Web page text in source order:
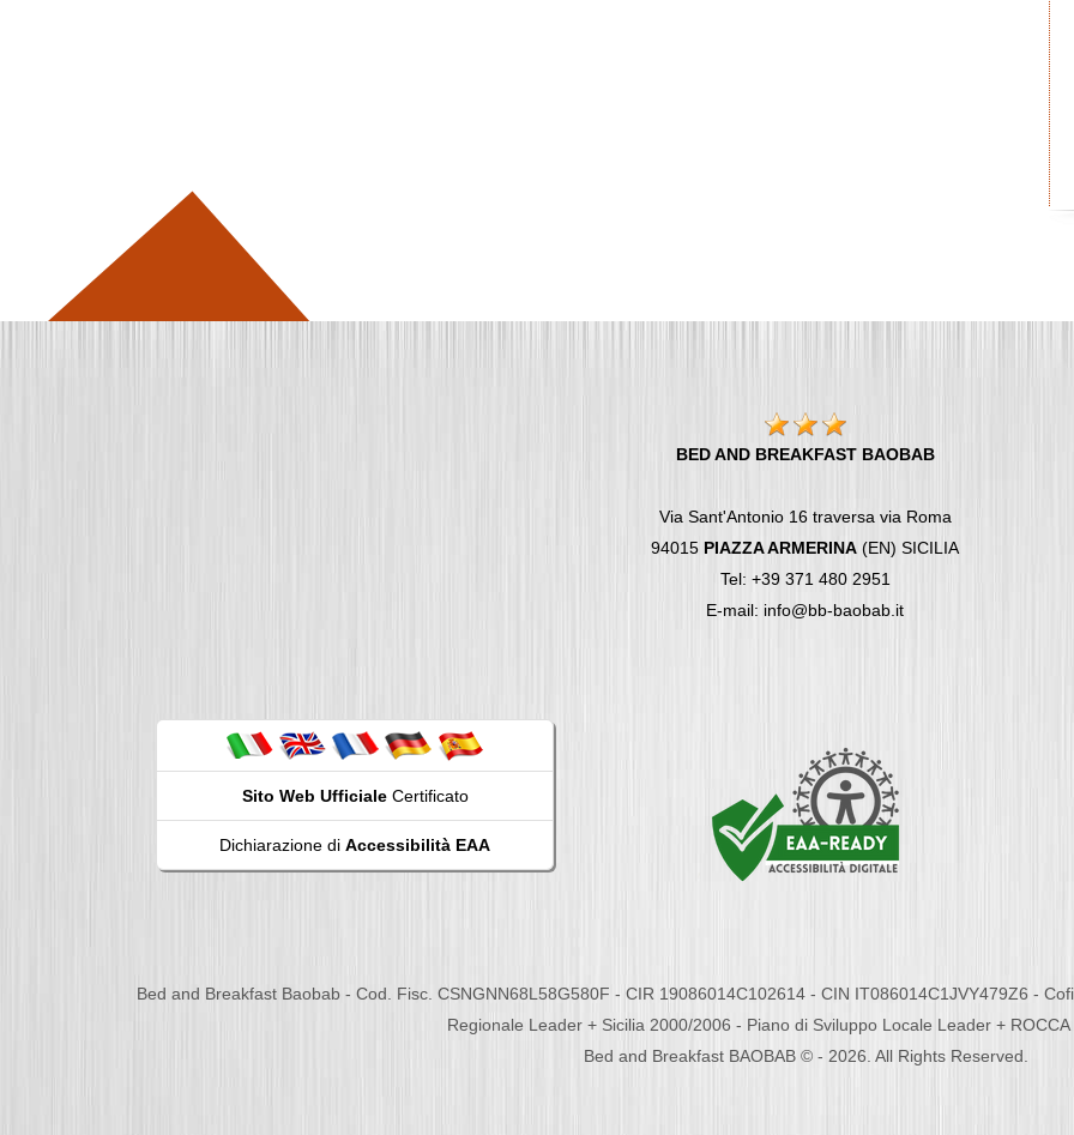
BED AND BREAKFAST BAOBAB
Via Sant'Antonio 16 traversa via Roma
94015 PIAZZA ARMERINA (EN) SICILIA
Tel: +39 371 480 2951
E-mail: info@bb-baobab.it
Sito Web UfficialeCertificato
Dichiarazione di Accessibilità EAA
Bed and Breakfast Baobab - Cod. Fisc. CSNGNN68L58G580F - CIR 19086014C102614 - CIN IT086014C1JVY479Z6 -
Regionale Leader + Sicilia 2000/2006 - Piano di Sviluppo Locale Leader + ROCCA
Bed and Breakfast BAOBAB © - 2026. All Rights Reserved.